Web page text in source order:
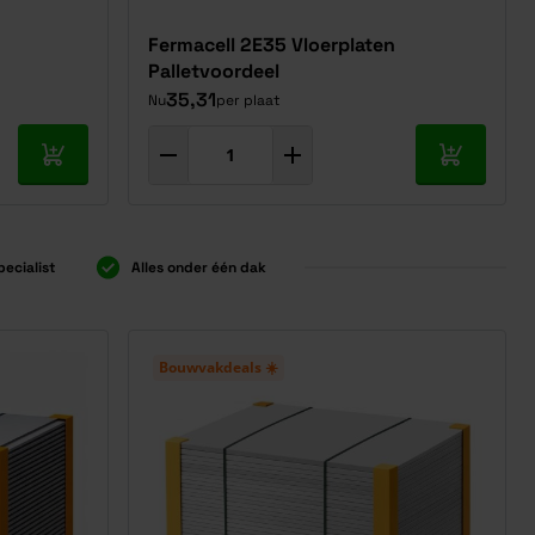
In mijn winkelwagen
Fermacell 2E35 Vloerplaten
Palletvoordeel
Nu35,31per plaat
In mijn
Alles onder één dak
Bouwvakdeals ☀️